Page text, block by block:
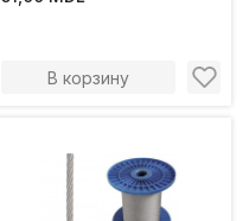
В корзину